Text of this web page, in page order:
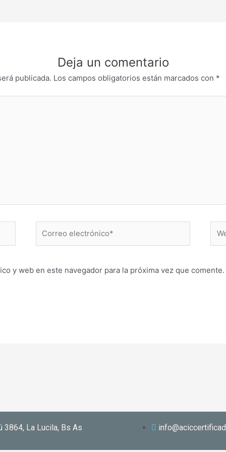
Deja un comentario
publicada. Los campos obligatorios están marcados con *
electrónico*
y web en este navegador para la próxima vez que comente.
3864, La Lucila, Bs As